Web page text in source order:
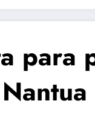
para